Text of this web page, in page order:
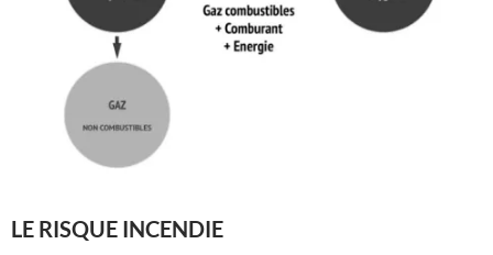
LE RISQUE INCENDIE